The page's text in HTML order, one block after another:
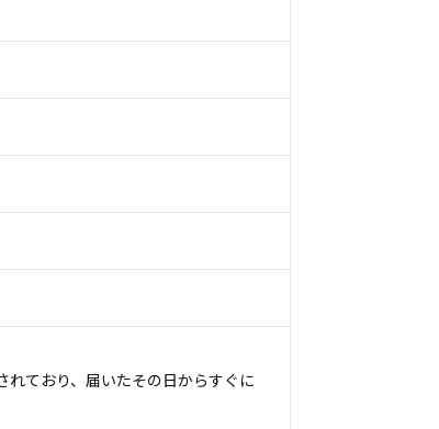
ており、届いたその日からすぐに